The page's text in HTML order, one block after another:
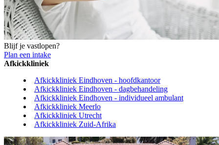
Blijf je vastlopen?
Plan een intake
Afkickkliniek
Afkickkliniek Eindhoven - hoofdkantoor
Afkickkliniek Eindhoven - dagbehandeling
Afkickkliniek Eindhoven - individueel ambulant
Afkickkliniek Meerlo
Afkickkliniek Utrecht
Afkickkliniek Zuid-Afrika